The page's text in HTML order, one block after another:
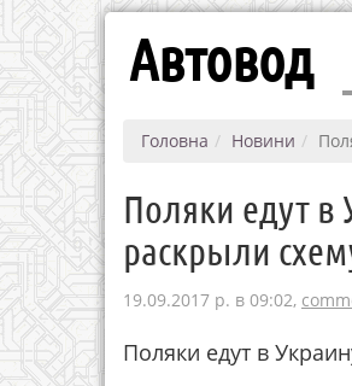
Автовод
Головна Новини
Поляки едут в
раскрыли
19.09.2017 р. в 09:02,
Поляки едут в